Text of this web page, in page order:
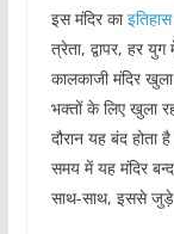
इस मंदिर का
त्रेता, द्वापर, हर
कालकाजी मंदिर
भक्तों के लिए खुला
दौरान यह बंद होता
समय में यह मंदिर
साथ-साथ, इससे जुड़े